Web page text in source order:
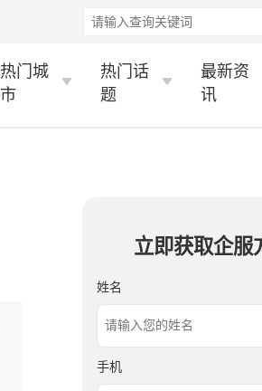
热门城
市
热门话
题
最新资
讯
立即获取企服
姓名
手机